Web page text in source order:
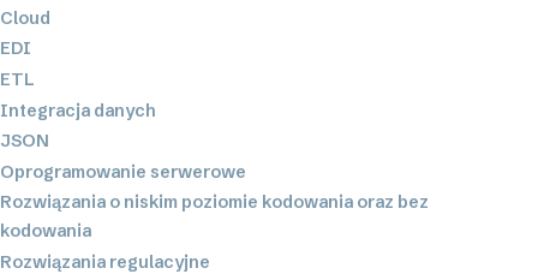
Cloud
EDI
ETL
Integracja danych
JSON
Oprogramowanie serwerowe
Rozwiązania o niskim poziomie kodowania oraz bez
kodowania
Rozwiązania regulacyjne